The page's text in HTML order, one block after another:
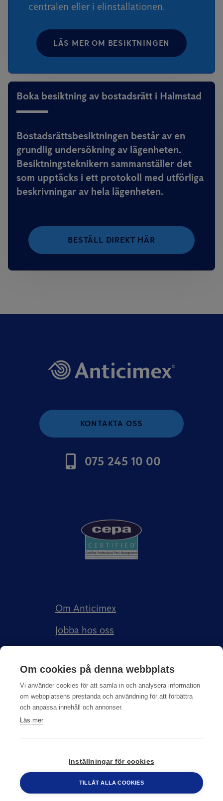
centralen eller i elinstallationen.
LÄS MER OM BESIKTNINGEN
Boka besiktning av bostadsrätt i Halmstad
Bostadsrättsbesiktningen består av en
grundlig undersökning av lägenheten.
Besiktningsteknikern sammanställer det
som upptäcks i ett protokoll med utförliga
beskrivningar av hela lägenheten.
BESTÄLL DIREKT HÄR
KONTAKTA OSS
075 245 10 00
Om Anticimex
Jobba hos oss
Anticimex Försäkringar AB
Integritetspolicy
© Copyright2026Anticimex
Om cookies på denna webbplats
Vi använder cookies för att samla in och analysera information
om webbplatsens prestanda och användning för att förbättra
och anpassa innehåll och annonser.
Läs mer
Inställningar för cookies
TILLÅT ALLA COOKIES